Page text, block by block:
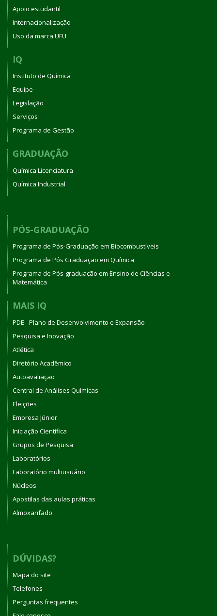
Apoio estudantil
Internacionalização
Uso da marca UFU
IQ
Instituto de Química
Equipe
Legislação
Serviços
Programa de Gestão
GRADUAÇÃO
Química Licenciatura
Química Industrial
PÓS-GRADUAÇÃO
Programa de Pós-Graduação em Biocombustíveis
Programa de Pós Graduação em Química
Programa de Pós-graduação em Ensino de Ciências e
Matemática
MAIS IQ
PDE - Plano de Desenvolvimento e Expansão
Pesquisa e Inovação
Atlética
Diretório Acadêmico
Autoavaliação
Central de Análises Químicas
Eleições
Empresa Júnior
Iniciação Científica
Grupos de Pesquisa
Laboratórios
Laboratório multiusuário
Núcleos
Apostilas das aulas práticas
Almoxarifado
DÚVIDAS?
Mapa do site
Telefones
Perguntas frequentes